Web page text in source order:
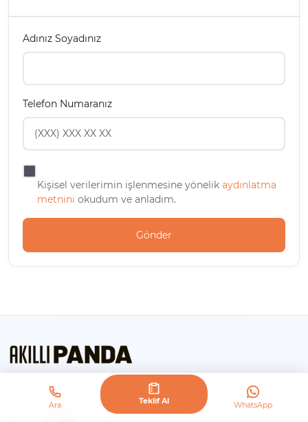
Adınız Soyadınız
Telefon Numaranız
Kişisel verilerimin işlenmesine yönelik aydınlatma
metnini okudum ve anladım.
Gönder
Ara Teklif Al WhatsApp